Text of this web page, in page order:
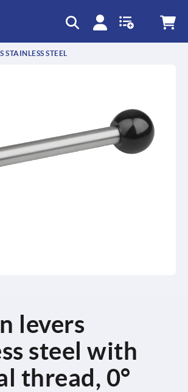
STEEL
levers
steel with
thread, 0°